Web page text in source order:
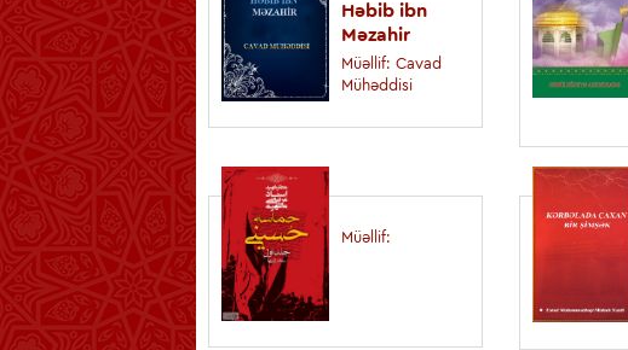
Həbib ibn
Məzahir
Müəllif: Cavad
Mühəddisi
Müəllif: